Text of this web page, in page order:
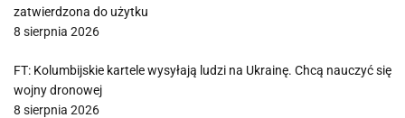
zatwierdzona do użytku
8 sierpnia 2026
FT: Kolumbijskie kartele wysyłają ludzi na Ukrainę. Chcą nauczyć się
wojny dronowej
8 sierpnia 2026